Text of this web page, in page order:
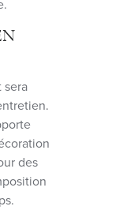
sera
des